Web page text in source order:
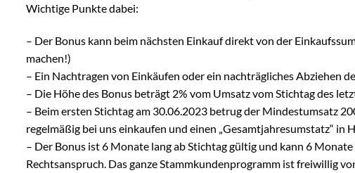
Wichtige Punkte dabei:
– Der Bonus kann beim nächsten Einkauf direkt von der
machen!)
– Ein Nachtragen von Einkäufen oder ein nachträgliches Abziehen
– Die Höhe des Bonus beträgt 2% vom Umsatz vom Stichtag des
– Beim ersten Stichtag am 30.06.2023 betrug der Mindestumsatz
regelmäßig bei uns einkaufen und einen „Gesamtjahresumstatz“ in
– Der Bonus ist 6 Monate lang ab Stichtag gültig und kann 6
Rechtsanspruch. Das ganze Stammkundenprogramm ist freiwillig